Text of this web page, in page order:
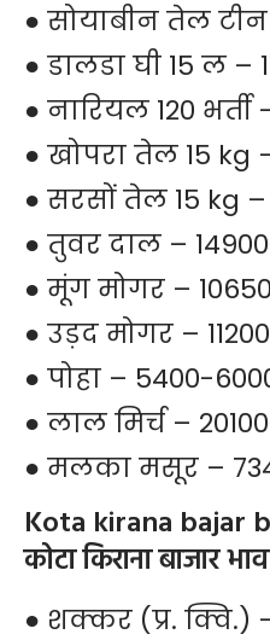
● सोयाबीन तेल
● डालडा घी 15 ल –
● नारियल 120 भर्ती
● खोपरा तेल 15 kg
● सरसों तेल 15 kg –
● तुवर दाल –
● मूंग मोगर –
● उड़द मोगर –
● पोहा – 5400-
● लाल मिर्च –
● मलका मसूर –
Kota kirana bajar
कोटा किराना बाजार
● शक्कर (प्र. क्वि.)